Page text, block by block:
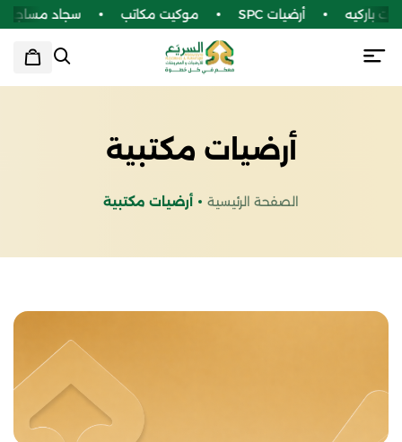
أرضيات SPC موكيت مكاتب سجاد مساجد
أرضيات مكتبية
الصفحة الرئيسية أرضيات مكتبية